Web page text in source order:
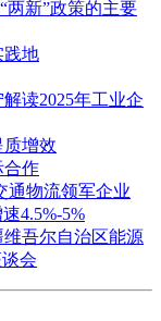
两新”政策的主要
践地
读2025年工业企
质增效
合作
通物流领军企业
4.5%-5%
吾尔自治区能源
会